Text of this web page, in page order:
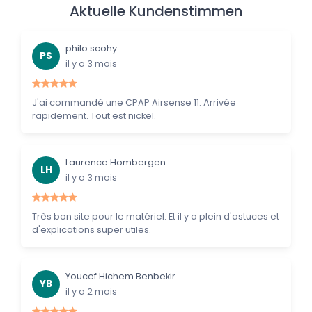
Aktuelle Kundenstimmen
PS
philo scohy
il y a 3 mois
J'ai commandé une CPAP Airsense 11. Arrivée
rapidement. Tout est nickel.
LH
Laurence Hombergen
il y a 3 mois
Très bon site pour le matériel. Et il y a plein d'astuces et
d'explications super utiles.
YB
Youcef Hichem Benbekir
il y a 2 mois